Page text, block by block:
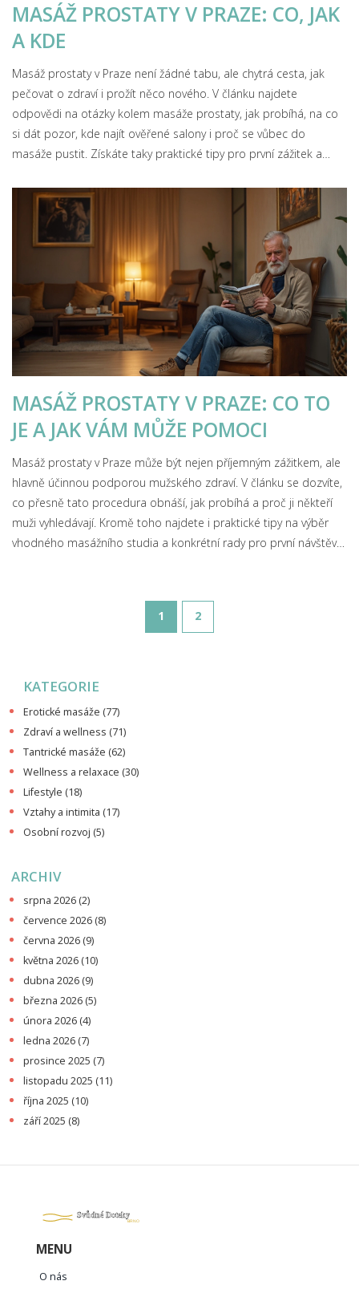
MASÁŽ PROSTATY V PRAZE: CO, JAK
A KDE
Masáž prostaty v Praze není žádné tabu, ale chytrá cesta, jak
pečovat o zdraví i prožít něco nového. V článku najdete
odpovědi na otázky kolem masáže prostaty, jak probíhá, na co
si dát pozor, kde najít ověřené salony i proč se vůbec do
masáže pustit. Získáte taky praktické tipy pro první zážitek a
obzory bez předsudků a s důrazem na svoje pohodlí a bezpečí.
MASÁŽ PROSTATY V PRAZE: CO TO
JE A JAK VÁM MŮŽE POMOCI
Masáž prostaty v Praze může být nejen příjemným zážitkem, ale
hlavně účinnou podporou mužského zdraví. V článku se dozvíte,
co přesně tato procedura obnáší, jak probíhá a proč ji někteří
muži vyhledávají. Kromě toho najdete i praktické tipy na výběr
vhodného masážního studia a konkrétní rady pro první návštěvu.
1 2
KATEGORIE
Erotické masáže (77)
Zdraví a wellness (71)
Tantrické masáže (62)
Wellness a relaxace (30)
Lifestyle (18)
Vztahy a intimita (17)
Osobní rozvoj (5)
ARCHIV
srpna 2026 (2)
července 2026 (8)
června 2026 (9)
května 2026 (10)
dubna 2026 (9)
března 2026 (5)
února 2026 (4)
ledna 2026 (7)
prosince 2025 (7)
listopadu 2025 (11)
října 2025 (10)
září 2025 (8)
MENU
O nás